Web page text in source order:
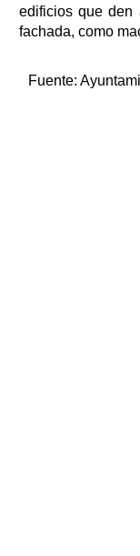
edificios que den
fachada, como
Fuente: